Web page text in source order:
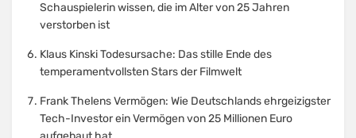
Schauspielerin wissen, die im Alter von 25 Jahren
verstorben ist
Klaus Kinski Todesursache: Das stille Ende des
temperamentvollsten Stars der Filmwelt
Frank Thelens Vermögen: Wie Deutschlands ehrgeizigster
Tech-Investor ein Vermögen von 25 Millionen Euro